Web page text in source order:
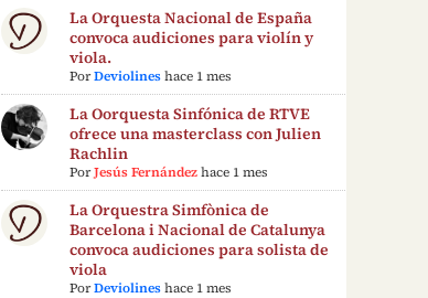
La Orquesta Nacional de España
convoca audiciones para violín y
viola.
PorDeviolines hace 1 mes
La Oorquesta Sinfónica de RTVE
ofrece una masterclass con Julien
Rachlin
PorJesús Fernández hace 1 mes
La Orquestra Simfònica de
Barcelona i Nacional de Catalunya
convoca audiciones para solista de
viola
PorDeviolines hace 1 mes